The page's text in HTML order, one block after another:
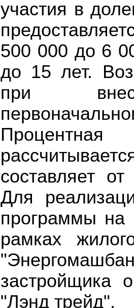
участия в
500 000 до 6
до 15 лет.
при
составляет
Для
программы на
рамках
застройщика
"Лэнд трейд".